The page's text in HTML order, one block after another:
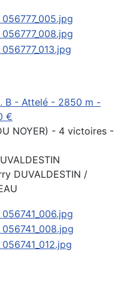
B - Attelé - 2850 m -
€
NOYER) - 4 victoires -
DUVALDESTIN /